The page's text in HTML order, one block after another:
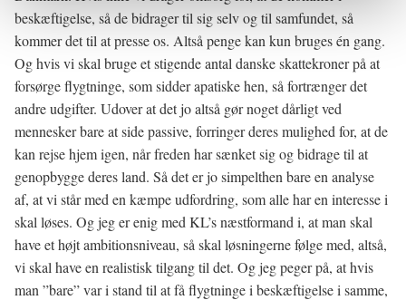
beskæftigelse, så de bidrager til sig selv og til samfundet, så
kommer det til at presse os. Altså penge kan kun bruges én gang.
Og hvis vi skal bruge et stigende antal danske skattekroner på at
forsørge flygtninge, som sidder apatiske hen, så fortrænger det
andre udgifter. Udover at det jo altså gør noget dårligt ved
mennesker bare at side passive, forringer deres mulighed for, at de
kan rejse hjem igen, når freden har sænket sig og bidrage til at
genopbygge deres land. Så det er jo simpelthen bare en analyse
af, at vi står med en kæmpe udfordring, som alle har en interesse i
skal løses. Og jeg er enig med KL’s næstformand i, at man skal
have et højt ambitionsniveau, så skal løsningerne følge med, altså,
vi skal have en realistisk tilgang til det. Og jeg peger på, at hvis
man ”bare” var i stand til at få flygtninge i beskæftigelse i samme,